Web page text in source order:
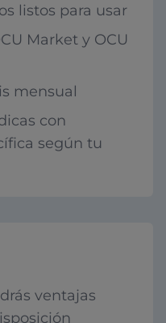
listos para usar
Market y OCU
mensual
con
según tu
ventajas